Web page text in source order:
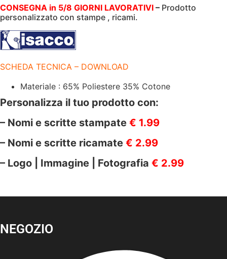
|
195
GR/M2
|
ISACCO
|
/
quantità
CONSEGNA in 5/8 GIORNI LAVORATIVI – Prodotto
personalizzato con stampe , ricami.
SCHEDA TECNICA – DOWNLOAD
Materiale : 65% Poliestere 35% Cotone
Personalizza il tuo prodotto con:
– Nomi e scritte stampate € 1.99
– Nomi e scritte ricamate € 2.99
– Logo | Immagine | Fotografia € 2.99
NEGOZIO